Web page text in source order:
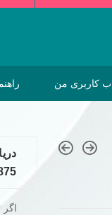
کاربری من
اگر